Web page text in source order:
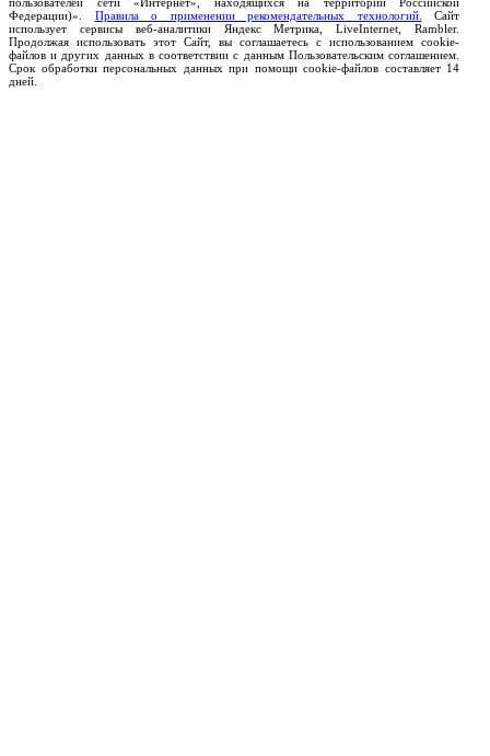
Федерации)». Правила о применении рекомендательных технологий.
Сайт
использует сервисы веб-аналитики Яндекс Метрика, LiveInternet, Rambler.
Продолжая использовать этот Сайт, вы соглашаетесь с использованием cookie-
файлов и других данных в соответствии с данным Пользовательским соглашением.
Срок обработки персональных данных при помощи cookie-файлов составляет 14
дней.